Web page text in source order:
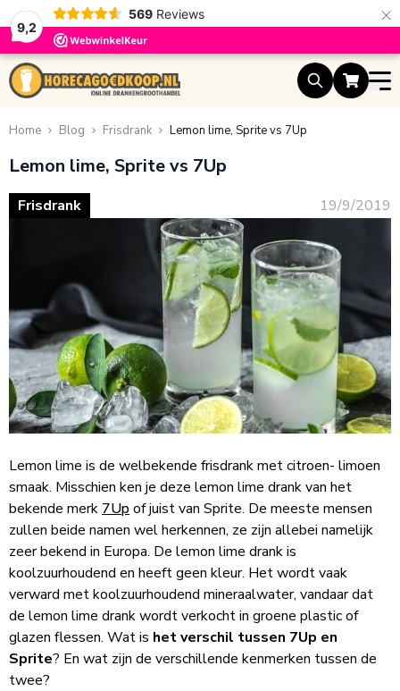
9,2
569 Reviews ×
Ga naar de inhoud
Home Blog Frisdrank Lemon lime, Sprite vs 7Up
Lemon lime, Sprite vs 7Up
Frisdrank 19/9/2019
Lemon lime is de welbekende frisdrank met citroen- limoen
smaak. Misschien ken je deze lemon lime drank van het
bekende merk 7Upof juist van Sprite. De meeste mensen
zullen beide namen wel herkennen, ze zijn allebei namelijk
zeer bekend in Europa. De lemon lime drank is
koolzuurhoudend en heeft geen kleur. Het wordt vaak
verward met koolzuurhoudend mineraalwater, vandaar dat
de lemon lime drank wordt verkocht in groene plastic of
glazen flessen. Wat is het verschil tussen 7Up en
Sprite? En wat zijn de verschillende kenmerken tussen de
twee?